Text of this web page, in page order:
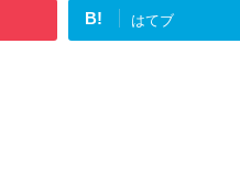
B! はてブ